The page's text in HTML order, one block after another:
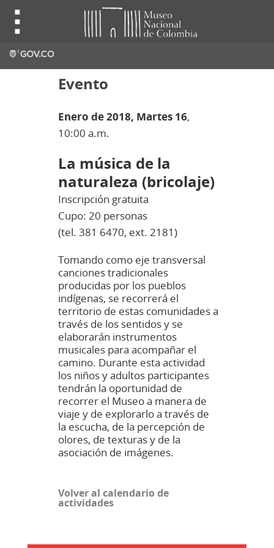
Evento
Enero de 2018, Martes 16,
10:00 a.m.
La música de la
naturaleza (bricolaje)
Inscripción gratuita
Cupo: 20 personas
(tel. 381 6470, ext. 2181)
Tomando como eje transversal
canciones tradicionales
producidas por los pueblos
indígenas, se recorrerá el
territorio de estas comunidades a
través de los sentidos y se
elaborarán instrumentos
musicales para acompañar el
camino. Durante esta actividad
los niños y adultos participantes
tendrán la oportunidad de
recorrer el Museo a manera de
viaje y de explorarlo a través de
la escucha, de la percepción de
olores, de texturas y de la
asociación de imágenes.
Volver al calendario de
actividades